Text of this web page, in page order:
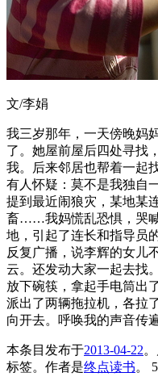
文/李娟
我三岁那年，一天傍晚妈
了。她屋前屋后四处寻找
我。后来邻居也帮着一起
有人怀疑：莫不是我独自
提到最近闹狼灾，某地某
畜……我妈慌乱恐惧，哭
地，引起了连长和指导员
反复广播，说李辉的女儿
云。还发动大家一起去找
放下碗筷，拿起手电筒出
派出了两辆拖拉机，各拉
向开去。呼唤我的声音传
本条目发布于2013-04-22
标签。 作者是终点读书。